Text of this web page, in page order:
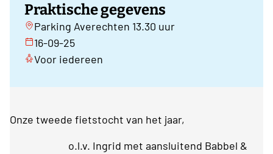
Praktische gegevens
Parking Averechten 13.30 uur
16-09-25
Voor iedereen
Onze tweede fietstocht van het jaar,
o.l.v. Ingrid met aansluitend Babbel &